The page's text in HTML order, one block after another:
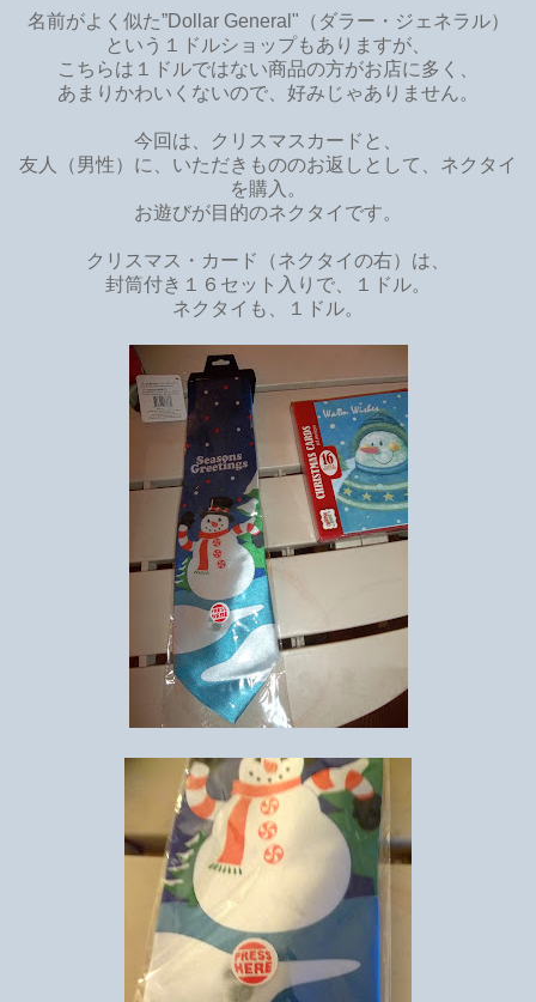
名前がよく似た”Dollar General"（ダラー・ジェネラル）
という１ドルショップもありますが、
こちらは１ドルではない商品の方がお店に多く、
あまりかわいくないので、好みじゃありません。
今回は、クリスマスカードと、
友人（男性）に、いただきもののお返しとして、ネクタイ
を購入。
お遊びが目的のネクタイです。
クリスマス・カード（ネクタイの右）は、
封筒付き１６セット入りで、１ドル。
ネクタイも、１ドル。